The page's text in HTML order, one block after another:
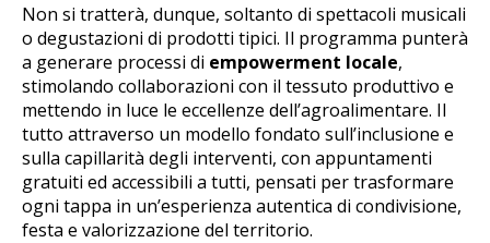
Non si tratterà, dunque, soltanto di spettacoli musicali
o degustazioni di prodotti tipici. Il programma punterà
a generare processi di empowerment locale,
stimolando collaborazioni con il tessuto produttivo e
mettendo in luce le eccellenze dell’agroalimentare. Il
tutto attraverso un modello fondato sull’inclusione e
sulla capillarità degli interventi, con appuntamenti
gratuiti ed accessibili a tutti, pensati per trasformare
ogni tappa in un’esperienza autentica di condivisione,
festa e valorizzazione del territorio.